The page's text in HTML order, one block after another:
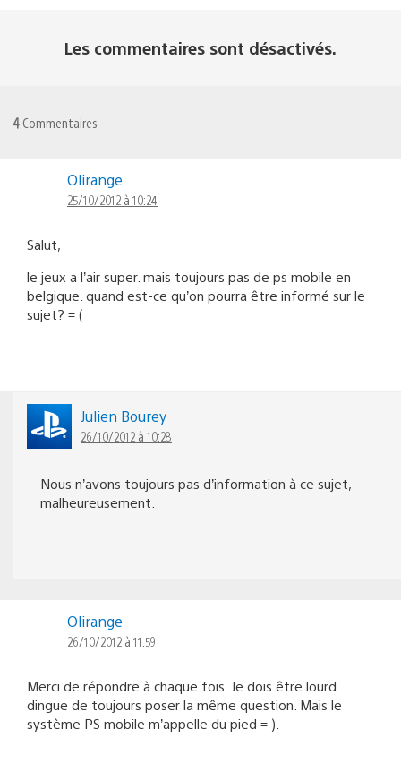
Les commentaires sont désactivés.
4 Commentaires
Olirange
25/10/2012 à 10:24
Salut,
le jeux a l’air super. mais toujours pas de ps mobile en
belgique. quand est-ce qu’on pourra être informé sur le
sujet? = (
Julien Bourey
26/10/2012 à 10:28
Nous n’avons toujours pas d’information à ce sujet,
malheureusement.
Olirange
26/10/2012 à 11:59
Merci de répondre à chaque fois. Je dois être lourd
dingue de toujours poser la même question. Mais le
système PS mobile m’appelle du pied = ).